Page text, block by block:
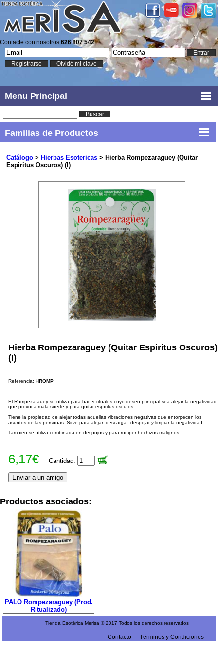
Contacte con nosotros 626 807 542
Entrar
Registrarse
Olvidé mi clave
Menu Principal
Buscar
Familias de Productos
Catálogo> Hierbas Esotericas> Hierba Rompezaraguey (Quitar
Espiritus Oscuros) (I)
Hierba Rompezaraguey (Quitar Espiritus Oscuros)
(I)
Referencia:HROMP
El Rompezaraüey se utiliza para hacer rituales cuyo deseo principal sea alejar la negatividad
que provoca mala suerte y para quitar espíritus oscuros.
Tiene la propiedad de alejar todas aquellas vibraciones negativas que entorpecen los
asuntos de las personas. Sirve para alejar, descargar, despojar y limpiar la negatividad.
Tambien se utiliza combinada en despojos y para romper hechizos malignos.
6,17€ Cantidad:
Productos asociados:
PALO Rompezaraguey (Prod.
Ritualizado)
Tienda Esotérica Merisa © 2017 Todos los derechos reservados
Contacto Términos y Condiciones